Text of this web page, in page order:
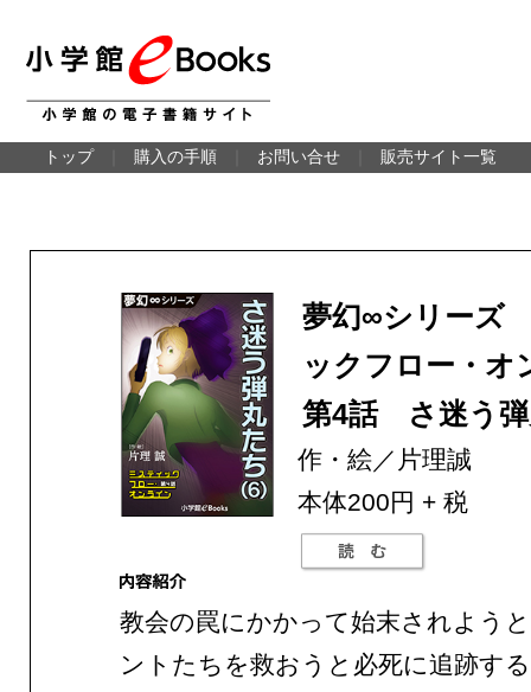
トップ 購入の手順 お問い合せ 販売サイト一覧
夢幻∞シリーズ
ックフロー・オ
第4話 さ迷う弾
作・絵／片理誠
本体200円 + 税
教会の罠にかかって始末されよう
ントたちを救おうと必死に追跡す